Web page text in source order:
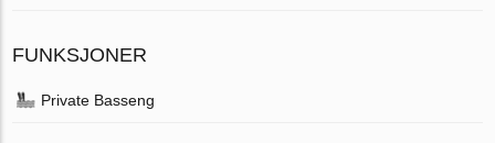
FUNKSJONER
Private Basseng